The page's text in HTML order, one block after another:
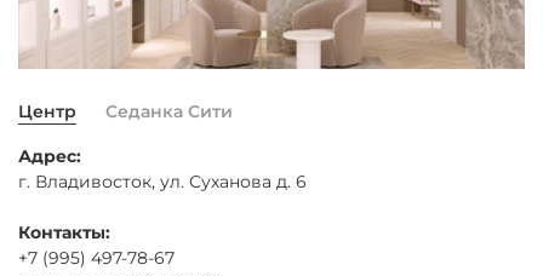
Центр Седанка Сити
Адрес:
г. Владивосток, ул. Суханова д. 6
Контакты:
+7 (995) 497-78-67